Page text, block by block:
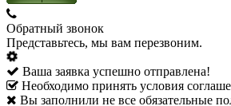
Обратный звонок
Представьтесь, мы вам перезвоним.
Ваша заявка успешно отправлена!
Необходимо принять условия
Вы заполнили не все обязательные